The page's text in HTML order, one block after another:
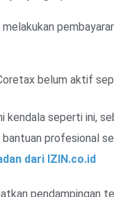
melakukan
belum aktif
kendala seperti ini,
bantuan profesional
dari IZIN.co.id
pendampingan